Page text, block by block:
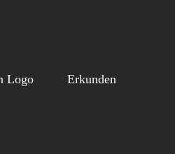
Erkunden